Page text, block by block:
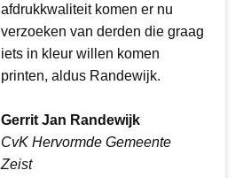
afdrukkwaliteit komen er nu
verzoeken van derden die graag
iets in kleur willen komen
printen, aldus Randewijk.
Gerrit Jan Randewijk
CvK Hervormde Gemeente
Zeist